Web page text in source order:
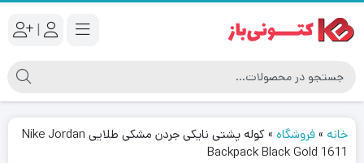
|
خانه »فروشگاه »
کوله پشتی نایکی جردن مشکی طلایی Nike Jordan
Backpack Black Gold 1611